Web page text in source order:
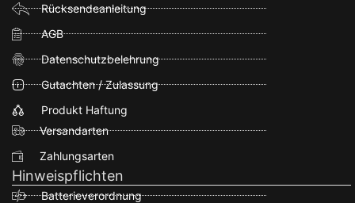
Rücksendeanleitung
AGB
Datenschutzbelehrung
Gutachten / Zulassung
Produkt Haftung
Versandarten
Zahlungsarten
Hinweispflichten
Batterieverordnung